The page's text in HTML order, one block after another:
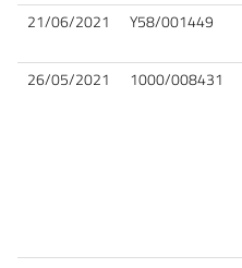
21/06/2021 Y58/001449
26/05/2021 1000/008431